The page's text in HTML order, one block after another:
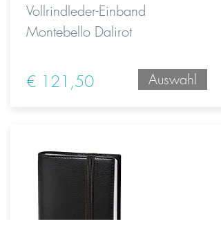
Vollrindleder-Einband
Montebello Dalirot
€ 121,50 Auswahl